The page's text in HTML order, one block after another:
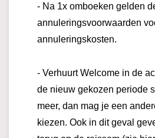
- Na 1x omboeken gelden
annuleringsvoorwaarden
annuleringskosten.
- Verhuurt Welcome in de
de nieuw gekozen periode
meer, dan mag je een
kiezen. Ook in dit geval